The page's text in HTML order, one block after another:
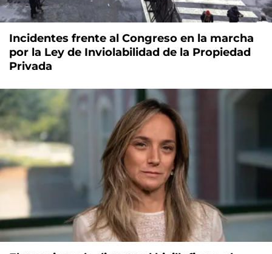
Incidentes frente al Congreso en la marcha
por la Ley de Inviolabilidad de la Propiedad
Privada